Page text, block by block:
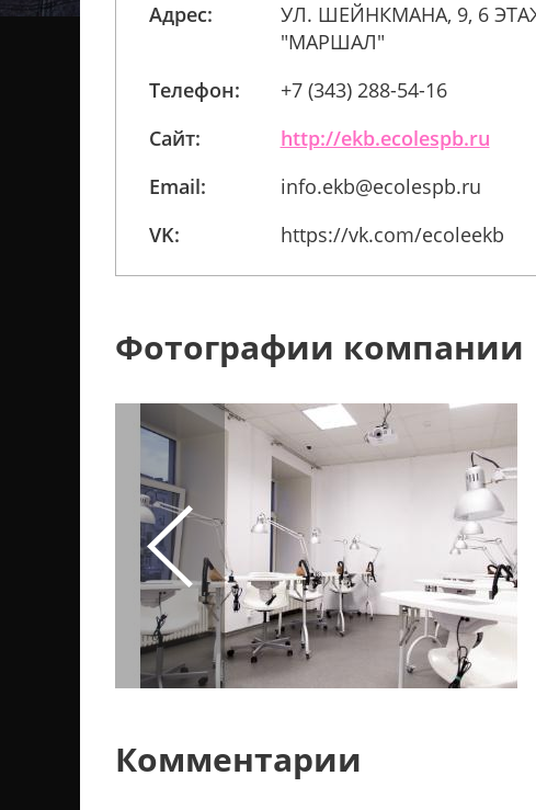
Адрес:
УЛ. ШЕЙНКМАНА, 9, 6
"МАРШАЛ"
Телефон:
+7 (343) 288-54-16
Сайт:
http://ekb.ecolespb.ru
Email:
info.ekb@ecolespb.ru
VK:
https://vk.com/ecoleekb
Фотографии компании
Комментарии